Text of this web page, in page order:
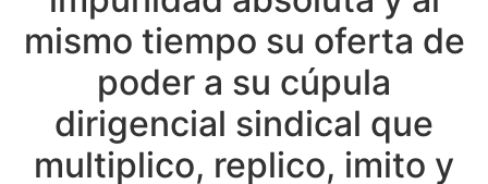
mismo tiempo su oferta de
poder a su cúpula
dirigencial sindical que
multiplico, replico, imito y